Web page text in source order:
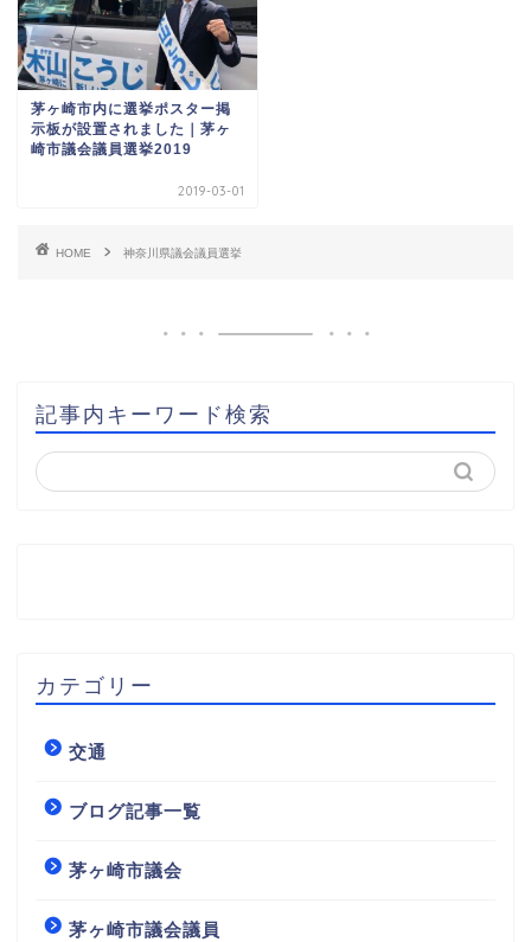
茅ヶ崎市内に選挙ポスター掲
示板が設置されました｜茅ヶ
崎市議会議員選挙2019
2019-03-01
HOME 神奈川県議会議員選挙
記事内キーワード検索
カテゴリー
交通
ブログ記事一覧
茅ヶ崎市議会
茅ヶ崎市議会議員